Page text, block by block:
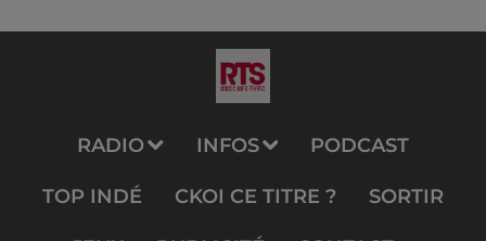
RADIO INFOS PODCAST
TOP INDÉ CKOI CE TITRE ? SORTIR